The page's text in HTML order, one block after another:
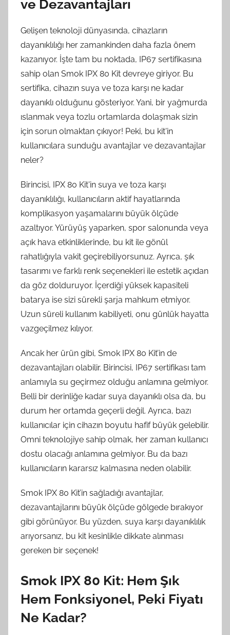
ve Dezavantajları
Gelişen teknoloji dünyasında, cihazların
dayanıklılığı her zamankinden daha fazla önem
kazanıyor. İşte tam bu noktada, IP67 sertifikasına
sahip olan Smok IPX 80 Kit devreye giriyor. Bu
sertifika, cihazın suya ve toza karşı ne kadar
dayanıklı olduğunu gösteriyor. Yani, bir yağmurda
ıslanmak veya tozlu ortamlarda dolaşmak sizin
için sorun olmaktan çıkıyor! Peki, bu kit'in
kullanıcılara sunduğu avantajlar ve dezavantajlar
neler?
Birincisi, IPX 80 Kit'in suya ve toza karşı
dayanıklılığı, kullanıcıların aktif hayatlarında
komplikasyon yaşamalarını büyük ölçüde
azaltıyor. Yürüyüş yaparken, spor salonunda veya
açık hava etkinliklerinde, bu kit ile gönül
rahatlığıyla vakit geçirebiliyorsunuz. Ayrıca, şık
tasarımı ve farklı renk seçenekleri ile estetik açıdan
da göz dolduruyor. İçerdiği yüksek kapasiteli
batarya ise sizi sürekli şarja mahkum etmiyor.
Uzun süreli kullanım kabiliyeti, onu günlük hayatta
vazgeçilmez kılıyor.
Ancak her ürün gibi, Smok IPX 80 Kit’in de
dezavantajları olabilir. Birincisi, IP67 sertifikası tam
anlamıyla su geçirmez olduğu anlamına gelmiyor.
Belli bir derinliğe kadar suya dayanıklı olsa da, bu
durum her ortamda geçerli değil. Ayrıca, bazı
kullanıcılar için cihazın boyutu hafif büyük gelebilir.
Omni teknolojiye sahip olmak, her zaman kullanıcı
dostu olacağı anlamına gelmiyor. Bu da bazı
kullanıcıların kararsız kalmasına neden olabilir.
Smok IPX 80 Kit’in sağladığı avantajlar,
dezavantajlarını büyük ölçüde gölgede bırakıyor
gibi görünüyor. Bu yüzden, suya karşı dayanıklılık
arıyorsanız, bu kit kesinlikle dikkate alınması
gereken bir seçenek!
Smok IPX 80 Kit: Hem Şık
Hem Fonksiyonel, Peki Fiyatı
Ne Kadar?